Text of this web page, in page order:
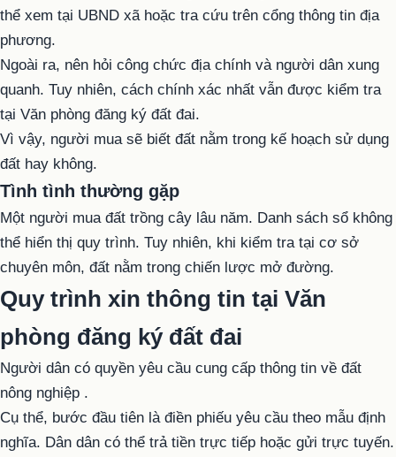
thể xem tại UBND xã hoặc tra cứu trên cổng thông tin địa
phương.
Ngoài ra, nên hỏi công chức địa chính và người dân xung
quanh. Tuy nhiên, cách chính xác nhất vẫn được kiểm tra
tại Văn phòng đăng ký đất đai.
Vì vậy, người mua sẽ biết đất nằm trong kế hoạch sử dụng
đất hay không.
Tình tình thường gặp
Một người mua đất trồng cây lâu năm. Danh sách sổ không
thể hiển thị quy trình. Tuy nhiên, khi kiểm tra tại cơ sở
chuyên môn, đất nằm trong chiến lược mở đường.
Quy trình xin thông tin tại Văn
phòng đăng ký đất đai
Người dân có quyền yêu cầu cung cấp thông tin về đất
nông nghiệp .
Cụ thể, bước đầu tiên là điền phiếu yêu cầu theo mẫu định
nghĩa. Dân dân có thể trả tiền trực tiếp hoặc gửi trực tuyến.